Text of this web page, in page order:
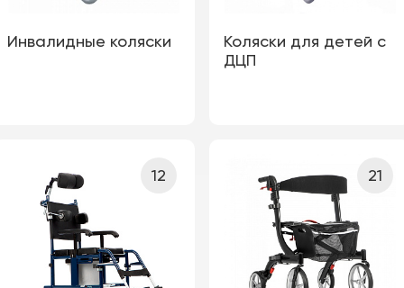
Инвалидные коляски
Коляски для детей с
ДЦП
12 21